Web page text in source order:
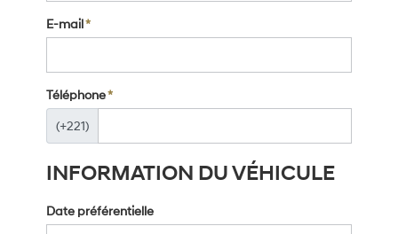
E-mail*
Téléphone*
(+221)
INFORMATION DU VÉHICULE
Date préférentielle